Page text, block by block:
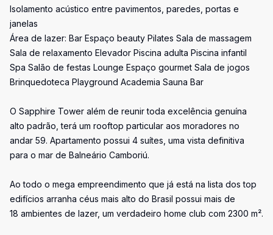
Isolamento acústico entre pavimentos, paredes, portas e
janelas
Área de lazer: Bar Espaço beauty Pilates Sala de massagem
Sala de relaxamento Elevador Piscina adulta Piscina infantil
Spa Salão de festas Lounge Espaço gourmet Sala de jogos
Brinquedoteca Playground Academia Sauna Bar
O Sapphire Tower além de reunir toda excelência genuína
alto padrão, terá um rooftop particular aos moradores no
andar 59. Apartamento possui 4 suítes, uma vista definitiva
para o mar de Balneário Camboriú.
Ao todo o mega empreendimento que já está na lista dos top
edifícios arranha céus mais alto do Brasil possui mais de
18 ambientes de lazer, um verdadeiro home club com 2300 m².